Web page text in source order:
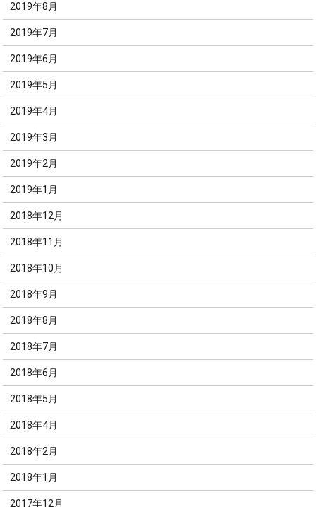
2019年8月
2019年7月
2019年6月
2019年5月
2019年4月
2019年3月
2019年2月
2019年1月
2018年12月
2018年11月
2018年10月
2018年9月
2018年8月
2018年7月
2018年6月
2018年5月
2018年4月
2018年2月
2018年1月
2017年12月